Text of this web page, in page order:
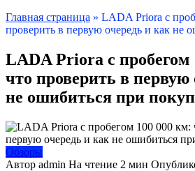
Главная страница » LADA Priora с
проверить в первую очередь и как не
LADA Priora с пробегом
что проверить в первую
не ошибиться при
Обзоры
Автор admin На чтение 2 мин